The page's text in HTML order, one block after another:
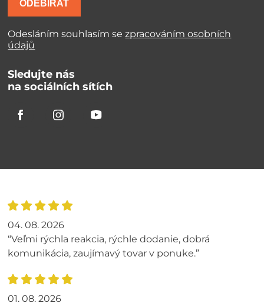
ODEBÍRAT
Odesláním souhlasím sezpracováním osobních
údajů
Sledujte nás
na sociálních sítích
04. 08. 2026
“Veľmi rýchla reakcia, rýchle dodanie, dobrá
komunikácia, zaujímavý tovar v ponuke.”
01. 08. 2026